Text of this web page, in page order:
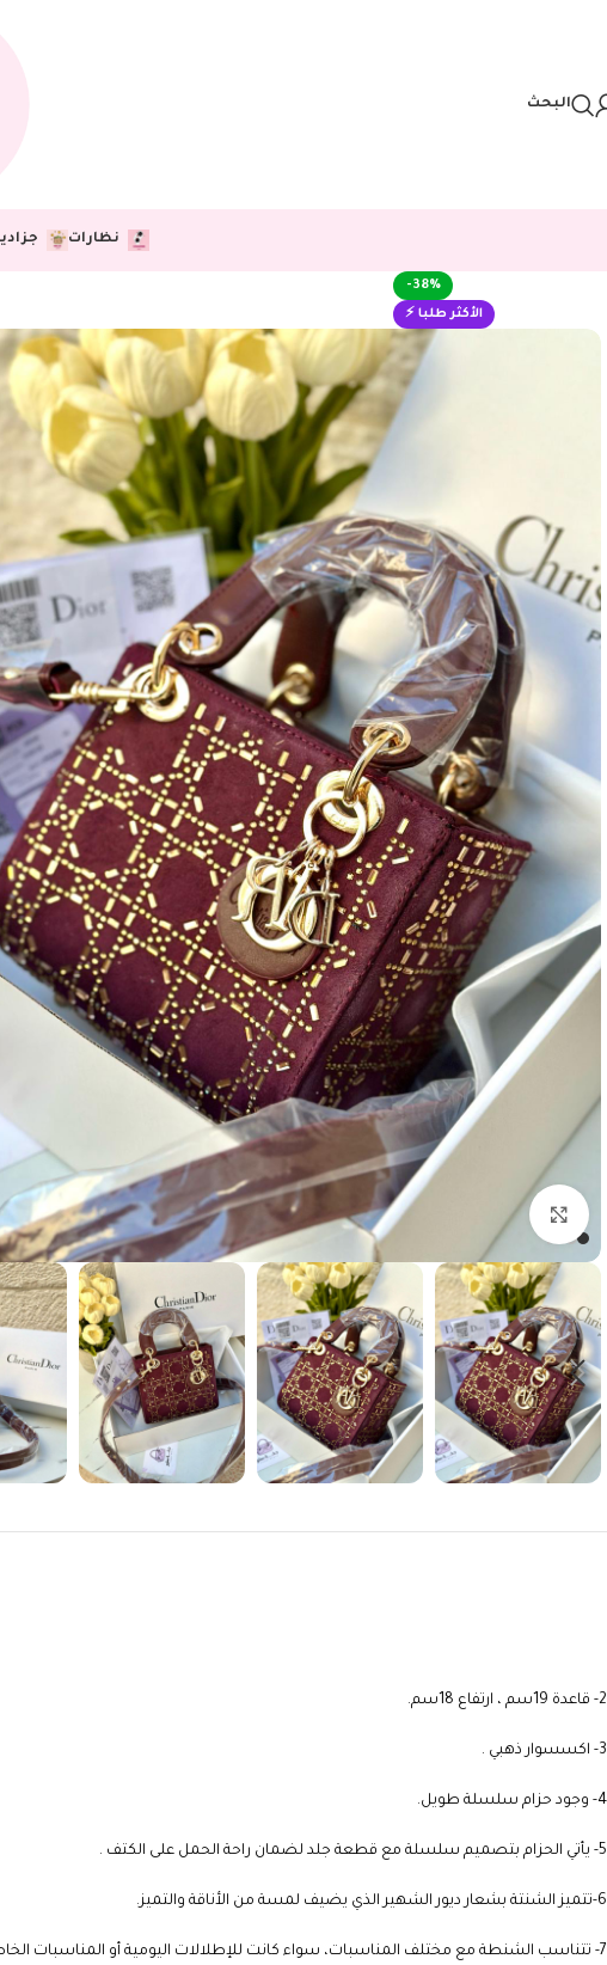
البحث
نظارات
-38%
الأكثر طلبا ⚡
Click to enlarge
2- قاعدة 19سم ، ارتفاع 18سم.
3- اكسسوار ذهبي .
4- وجود حزام سلسلة طويل.
5- يأتي الحزام بتصميم سلسلة مع قطعة جلد لضمان راحة الحمل على الكتف .
6-تتميز الشنتة بشعار ديور الشهير الذي يضيف لمسة من الأناقة والتميز.
7- تتناسب الشنطة مع مختلف المناسبات، سواء كانت للإطلالات اليومية أو المناسبات الخاصة .